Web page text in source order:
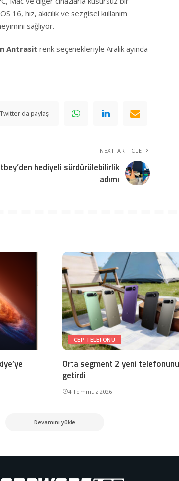
16, hız, akıcılık ve sezgisel kullanım
sağlıyor.
Antrasit renk seçenekleriyle Aralık ayında
Twitter'da paylaş
NEXT ARTICLE
hediyeli sürdürülebilirlik
adımı
CEP TELEFONU
Orta segment 2 yeni telefonunu
getirdi
4 Temmuz 2026
Devamını yükle